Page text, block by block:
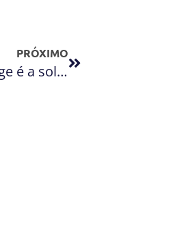
PRÓXIMO
Arquivos empresariais no home-office: o self-storage é a solução!